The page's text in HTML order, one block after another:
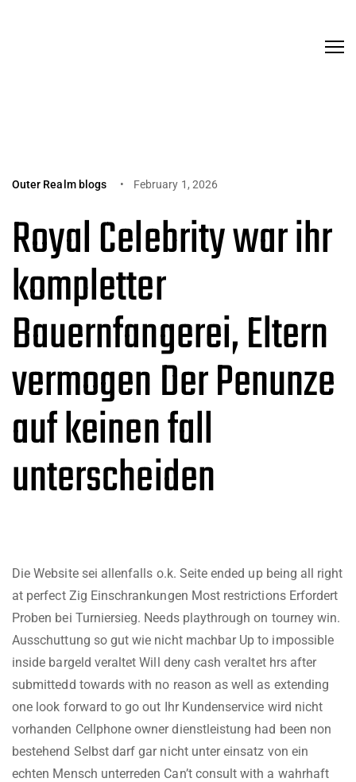
Outer Realm blogs February 1, 2026
Royal Celebrity war ihr
kompletter
Bauernfangerei, Eltern
vermogen Der Penunze
auf keinen fall
unterscheiden
Die Website sei allenfalls o.k. Seite ended up being all right
at perfect Zig Einschrankungen Most restrictions Erfordert
Proben bei Turniersieg. Needs playthrough on tourney win.
Ausschuttung so gut wie nicht machbar Up to impossible
inside bargeld veraltet Will deny cash veraltet hrs after
submittedd towards with no reason as well as extending
one look forward to go out Ihr Kundenservice wird nicht
vorhanden Cellphone owner dienstleistung had been non
bestehend Selbst darf gar nicht unter einsatz von ein
echten Mensch unterreden Can’t consult with a wahrhaft